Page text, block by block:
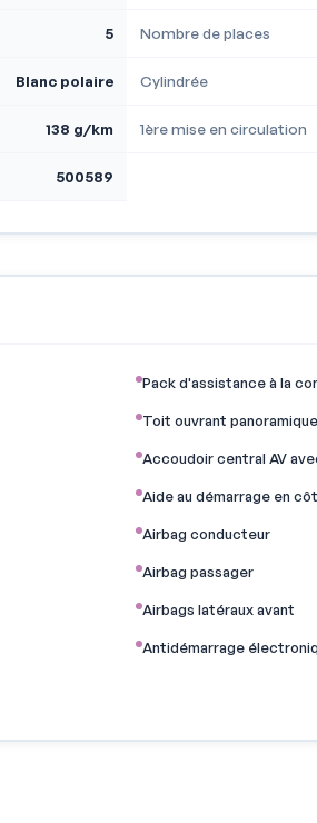
5 Nombre de places
Blanc polaire Cylindrée
138 g/km 1ère mise en circulation
500589
Pack d'assistance à la
Toit ouvrant panoramique
Accoudoir central AV
Aide au démarrage en
Airbag conducteur
Airbag passager
Airbags latéraux avant
Antidémarrage